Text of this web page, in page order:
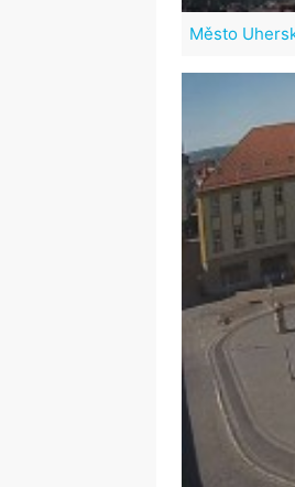
Město